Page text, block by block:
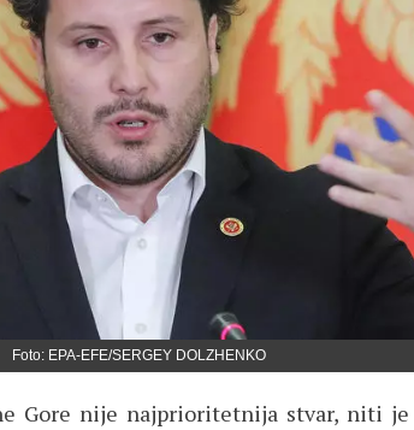
Foto: EPA-EFE/SERGEY DOLZHENKO
Gore nije najprioritetnija stvar, niti